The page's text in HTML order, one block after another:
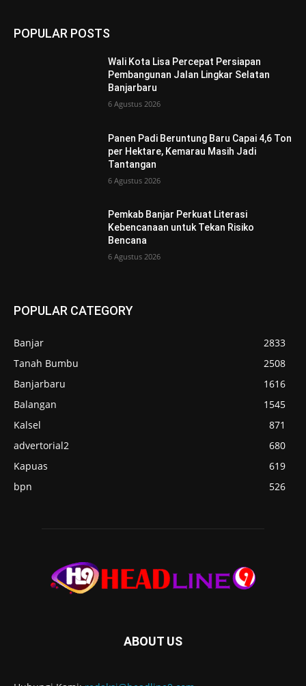
POPULAR POSTS
Wali Kota Lisa Percepat Persiapan
Pembangunan Jalan Lingkar Selatan
Banjarbaru
6 Agustus 2026
Panen Padi Beruntung Baru Capai 4,6 Ton
per Hektare, Kemarau Masih Jadi
Tantangan
6 Agustus 2026
Pemkab Banjar Perkuat Literasi
Kebencanaan untuk Tekan Risiko
Bencana
6 Agustus 2026
POPULAR CATEGORY
Banjar
2833
Tanah Bumbu
2508
Banjarbaru
1616
Balangan
1545
Kalsel
871
advertorial2
680
Kapuas
619
bpn
526
ABOUT US